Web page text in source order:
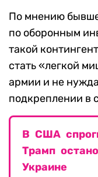
По мнению
по оборонным
такой
стать «легкой
армии и не
подкреплении в
В США
Трамп
Украине